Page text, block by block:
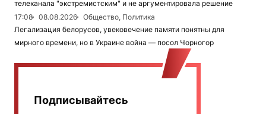
телеканала "экстремистским" и не аргументировала решение
17:08
08.08.2026
Общество, Политика
Легализация белорусов, увековечение памяти понятны для
мирного времени, но в Украине война — посол Чорногор
Подписывайтесь